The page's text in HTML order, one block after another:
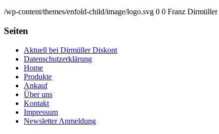
/wp-content/themes/enfold-child/image/logo.svg 0 0 Franz Dirmüller
Seiten
Aktuell bei Dirmüller Diskont
Datenschutzerklärung
Home
Produkte
Ankauf
Über uns
Kontakt
Impressum
Newsletter Anmeldung